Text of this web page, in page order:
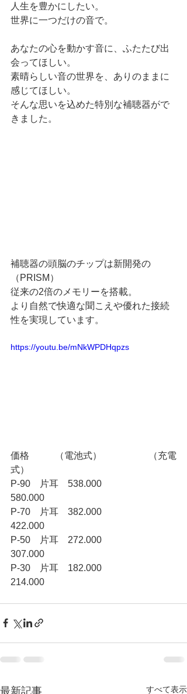
人生を豊かにしたい。
世界に一つだけの音で。
あなたの心を動かす音に、ふたたび出
会ってほしい。
素晴らしい音の世界を、ありのままに
感じてほしい。
そんな思いを込めた特別な補聴器がで
きました。
補聴器の頭脳のチップは新開発の
（PRISM）
従来の2倍のメモリーを搭載。
より自然で快適な聞こえや優れた接続
性を実現しています。
https://youtu.be/mNkWPDHqpzs
価格           （電池式）　　　　　（充電
式）
P-90　片耳　538.000
580.000
P-70　片耳　382.000
422.000
P-50　片耳　272.000
307.000
P-30　片耳　182.000
214.000
最新記事 すべて表示